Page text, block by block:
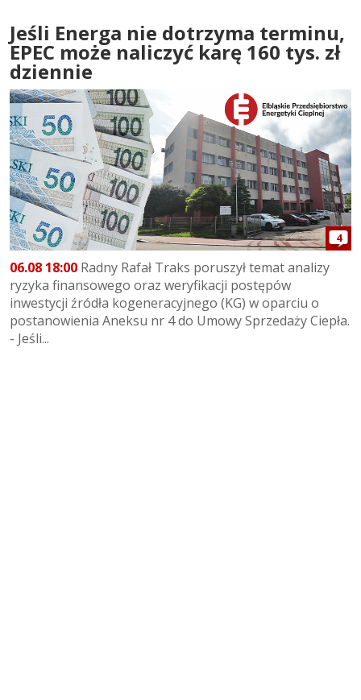
Jeśli Energa nie dotrzyma terminu,
EPEC może naliczyć karę 160 tys. zł
dziennie
4
06.08 18:00 Radny Rafał Traks poruszył temat analizy
ryzyka finansowego oraz weryfikacji postępów
inwestycji źródła kogeneracyjnego (KG) w oparciu o
postanowienia Aneksu nr 4 do Umowy Sprzedaży Ciepła.
- Jeśli...